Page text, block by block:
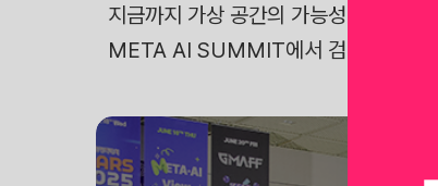
지금까지 가상 공간의 가능성을 탐구
META AI SUMMIT에서 검증된 현재